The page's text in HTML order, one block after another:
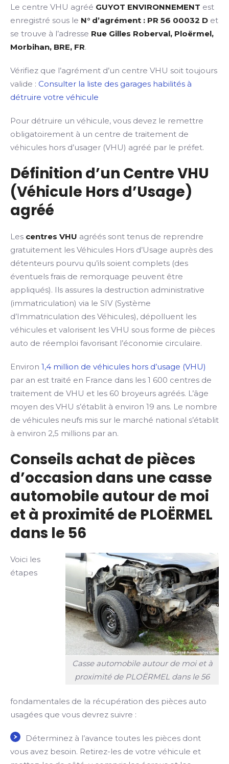
Le centre VHU agréé GUYOT ENVIRONNEMENT est
enregistré sous le N° d’agrément : PR 56 00032 D et
se trouve à l’adresse Rue Gilles Roberval, Ploërmel,
Morbihan, BRE, FR.
Vérifiez que l’agrément d’un centre VHU soit toujours
valide : Consulter la liste des garages habilités à
détruire votre véhicule
Pour détruire un véhicule, vous devez le remettre
obligatoirement à un centre de traitement de
véhicules hors d’usager (VHU) agréé par le préfet.
Définition d’un Centre VHU
(Véhicule Hors d’Usage)
agréé
Les centres VHU agréés sont tenus de reprendre
gratuitement les Véhicules Hors d’Usage auprès des
détenteurs pourvu qu’ils soient complets (des
éventuels frais de remorquage peuvent être
appliqués). Ils assures la destruction administrative
(immatriculation) via le SIV (Système
d’Immatriculation des Véhicules), dépolluent les
véhicules et valorisent les VHU sous forme de pièces
auto de réemploi favorisant l’économie circulaire.
Environ 1,4 million de véhicules hors d’usage (VHU)
par an est traité en France dans les 1 600 centres de
traitement de VHU et les 60 broyeurs agréés. L’âge
moyen des VHU s’établit à environ 19 ans. Le nombre
de véhicules neufs mis sur le marché national s’établit
à environ 2,5 millions par an.
Conseils achat de pièces
d’occasion dans une casse
automobile autour de moi
et à proximité de PLOËRMEL
dans le 56
Casse automobile autour de moi et à
proximité de PLOËRMEL dans le 56
Voici les
étapes
fondamentales de la récupération des pièces auto
usagées que vous devrez suivre :
Déterminez à l’avance toutes les pièces dont
vous avez besoin. Retirez-les de votre véhicule et